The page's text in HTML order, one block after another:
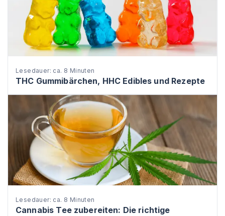
Lesedauer: ca. 8 Minuten
THC Gummibärchen, HHC Edibles und Rezepte
Lesedauer: ca. 8 Minuten
Cannabis Tee zubereiten: Die richtige